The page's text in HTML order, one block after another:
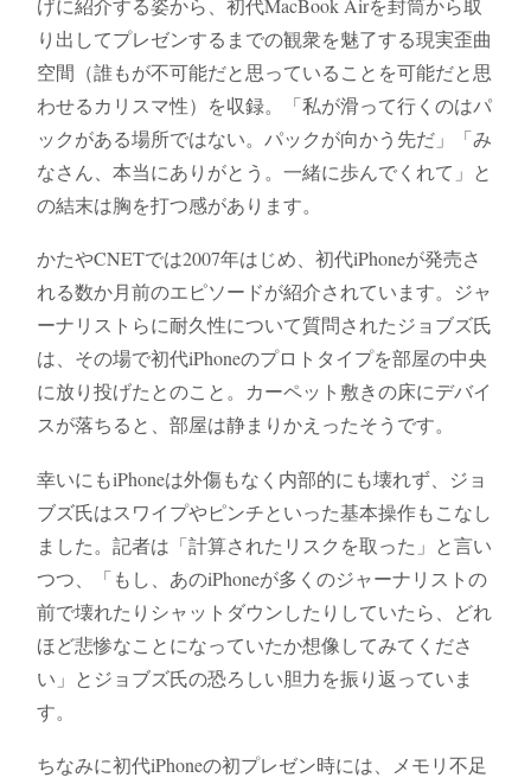
り出してプレゼンするまでの観衆を魅了する現実歪曲
空間（誰もが不可能だと思っていることを可能だと思
わせるカリスマ性）を収録。「私が滑って行くのはパ
ックがある場所ではない。パックが向かう先だ」「み
なさん、本当にありがとう。一緒に歩んでくれて」と
の結末は胸を打つ感があります。
かたやCNETでは2007年はじめ、初代iPhoneが発売さ
れる数か月前のエピソードが紹介されています。ジャ
ーナリストらに耐久性について質問されたジョブズ氏
は、その場で初代iPhoneのプロトタイプを部屋の中央
に放り投げたとのこと。カーペット敷きの床にデバイ
スが落ちると、部屋は静まりかえったそうです。
幸いにもiPhoneは外傷もなく内部的にも壊れず、ジョ
ブズ氏はスワイプやピンチといった基本操作もこなし
ました。記者は「計算されたリスクを取った」と言い
つつ、「もし、あのiPhoneが多くのジャーナリストの
前で壊れたりシャットダウンしたりしていたら、どれ
ほど悲惨なことになっていたか想像してみてくださ
い」とジョブズ氏の恐ろしい胆力を振り返っていま
す。
ちなみに初代iPhoneの初プレゼン時には、メモリ不足